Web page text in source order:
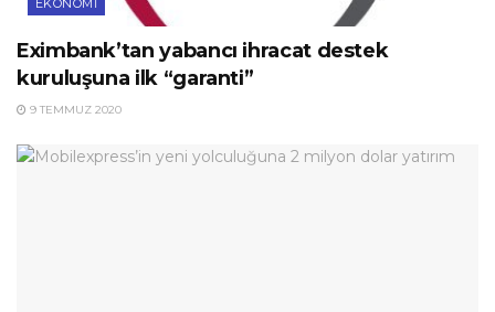
EKONOMI
Eximbank’tan yabancı ihracat destek
kuruluşuna ilk “garanti”
9 TEMMUZ 2020